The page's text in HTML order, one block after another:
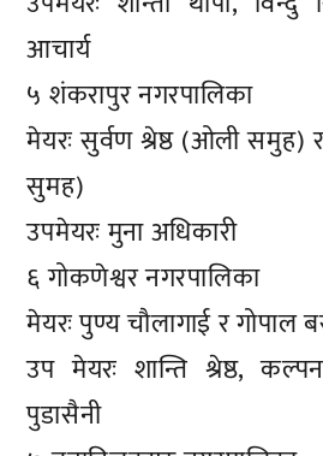
आचार्य
५ शंकरापुर नगरपालिका
मेयरः सुर्वण श्रेष्ठ (ओली
सुमह)
उपमेयरः मुना अधिकारी
६ गोकणेश्वर नगरपालिका
मेयरः पुण्य चौलागाई र गोपाल
उप मेयरः शान्ति श्रेष्ठ,
पुडासैनी